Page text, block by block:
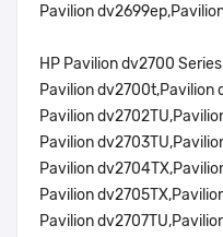
Pavilion
HP Pavilion dv2700 Series
Pavilion dv2700t,Pavilion
Pavilion
Pavilion
Pavilion
Pavilion
Pavilion